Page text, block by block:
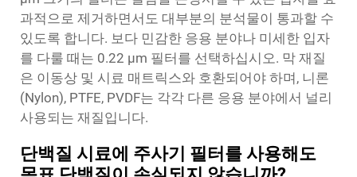
과적으로 제거하면서도 대부분의 분석물이 통과할 수
있도록 합니다. 보다 민감한 응용 분야나 미세한 입자
를 다룰 때는 0.22 μm 필터를 선택하십시오. 막 재질
은 이동상 및 시료 매트릭스와 호환되어야 하며, 니론
(Nylon), PTFE, PVDF는 각각 다른 응용 분야에서 널리
사용되는 재질입니다.
단백질 시료에 주사기 필터를 사용해도